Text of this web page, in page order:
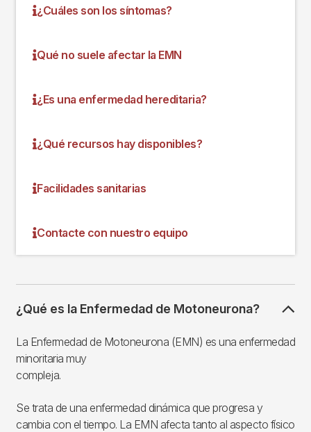
¿Cuáles son los síntomas?
Qué no suele afectar la EMN
¿Es una enfermedad hereditaria?
¿Qué recursos hay disponibles?
Facilidades sanitarias
Contacte con nuestro equipo
¿Qué es la Enfermedad de Motoneurona?
La Enfermedad de Motoneurona (EMN) es una enfermedad
minoritaria muy
compleja.
Se trata de una enfermedad dinámica que progresa y
cambia con el tiempo. La EMN afecta tanto al aspecto físico